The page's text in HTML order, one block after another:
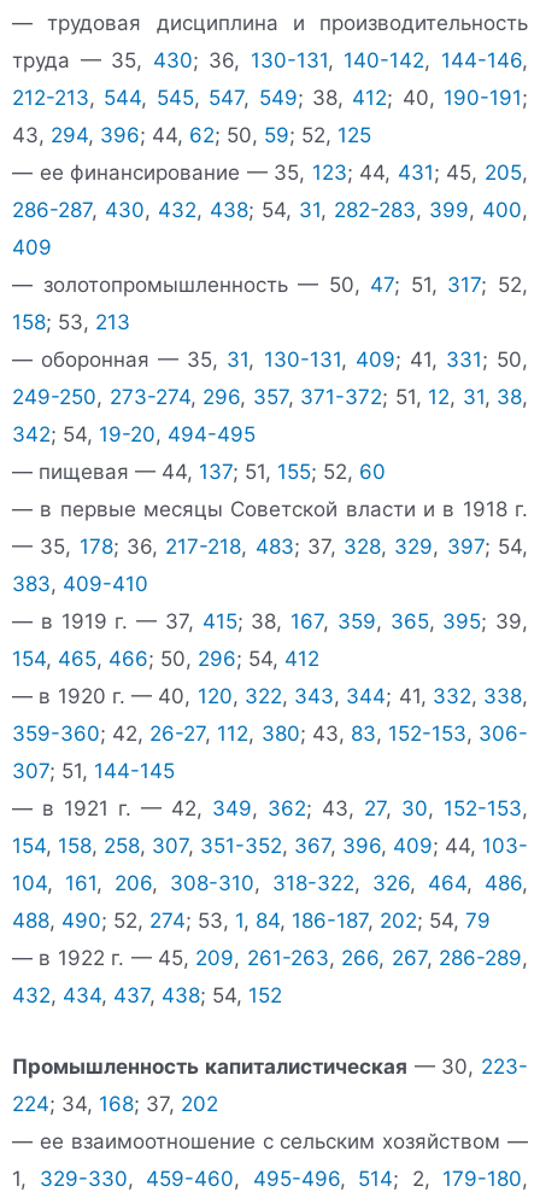
— трудовая дисциплина и производительность
труда — 35, 430; 36, 130-131, 140-142, 144-146,
212-213, 544, 545, 547, 549; 38, 412; 40, 190-191;
43, 294, 396; 44, 62; 50, 59; 52, 125
— ее финансирование — 35, 123; 44, 431; 45, 205,
286-287, 430, 432, 438; 54, 31, 282-283, 399, 400,
409
— золотопромышленность — 50, 47; 51, 317; 52,
158; 53, 213
— оборонная — 35, 31, 130-131, 409; 41, 331; 50,
249-250, 273-274, 296, 357, 371-372; 51, 12, 31, 38,
342; 54, 19-20, 494-495
— пищевая — 44, 137; 51, 155; 52, 60
— в первые месяцы Советской власти и в 1918 г.
— 35, 178; 36, 217-218, 483; 37, 328, 329, 397; 54,
383, 409-410
— в 1919 г. — 37, 415; 38, 167, 359, 365, 395; 39,
154, 465, 466; 50, 296; 54, 412
— в 1920 г. — 40, 120, 322, 343, 344; 41, 332, 338,
359-360; 42, 26-27, 112, 380; 43, 83, 152-153, 306-
307; 51, 144-145
— в 1921 г. — 42, 349, 362; 43, 27, 30, 152-153,
154, 158, 258, 307, 351-352, 367, 396, 409; 44, 103-
104, 161, 206, 308-310, 318-322, 326, 464, 486,
488, 490; 52, 274; 53, 1, 84, 186-187, 202; 54, 79
— в 1922 г. — 45, 209, 261-263, 266, 267, 286-289,
432, 434, 437, 438; 54, 152
Промышленность капиталистическая — 30, 223-
224; 34, 168; 37, 202
— ее взаимоотношение с сельским хозяйством —
1, 329-330, 459-460, 495-496, 514; 2, 179-180,